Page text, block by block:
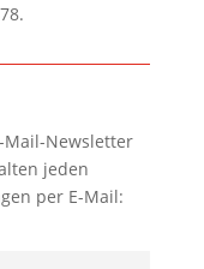
Mail-Newsletter
jeden
per E-Mail: